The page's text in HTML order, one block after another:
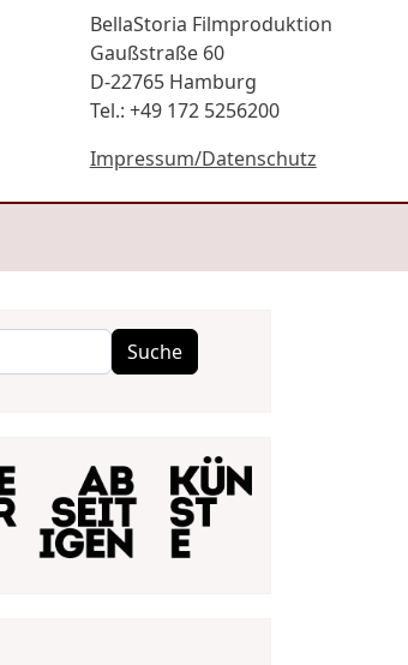
BellaStoria Filmproduktion
Gaußstraße 60
D-22765 Hamburg
Tel.: +49 172 5256200
Impressum/Datenschutz
Suche